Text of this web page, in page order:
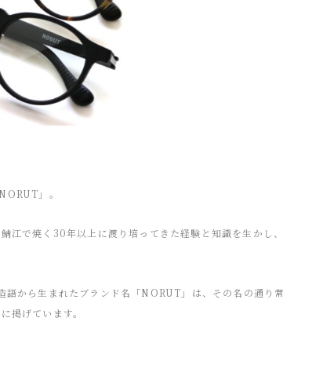
」。
で焼く30年以上に渡り培ってきた経験と知識を生かし、
から生まれたブランド名「NORUT」は、その名の通り常
掲げています。